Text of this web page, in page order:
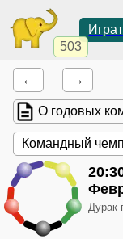
503
← →
О годовых
Командный
Дурак